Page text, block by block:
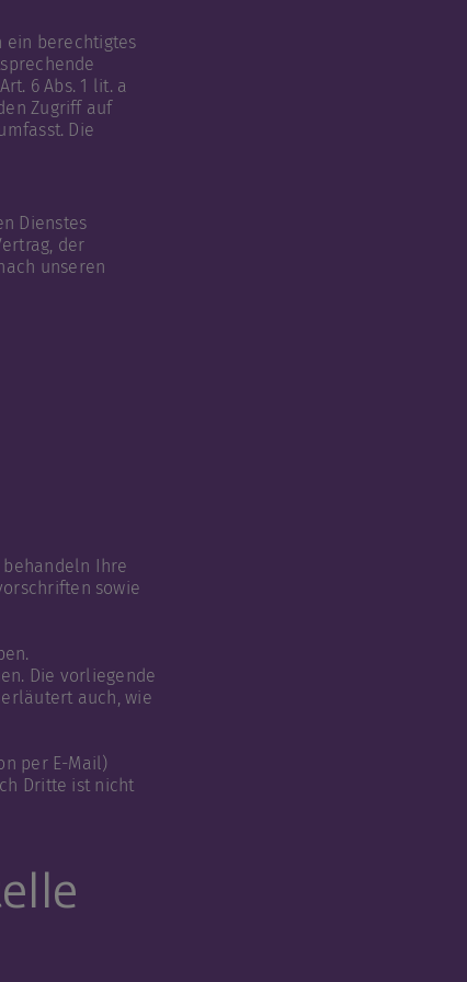
ein berechtigtes
6 Abs. 1 lit. a
Zugriff auf
Die
Dienstes
der
unseren
Ihre
sowie
Die vorliegende
auch, wie
per E-Mail)
Dritte ist nicht